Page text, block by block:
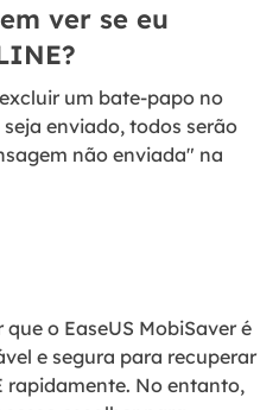
ver se eu
um bate-papo no
enviado, todos serão
não enviada" na
o EaseUS MobiSaver é
e segura para recuperar
rapidamente. No entanto,